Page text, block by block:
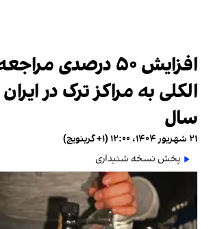
افزایش ۵۰ درصدی
الکلی به مراکز ترک در
سال
۲۱ شهریور ۱۴۰۴، ۱۲:۰۰ (‎+۱ گرینویچ)
پخش نسخه شنیداری